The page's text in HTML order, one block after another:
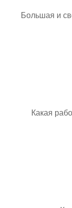
Большая и
Какая